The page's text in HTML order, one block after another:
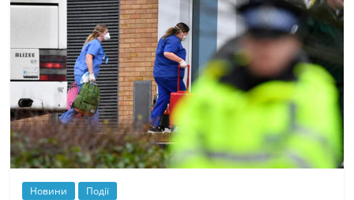
Новини Події